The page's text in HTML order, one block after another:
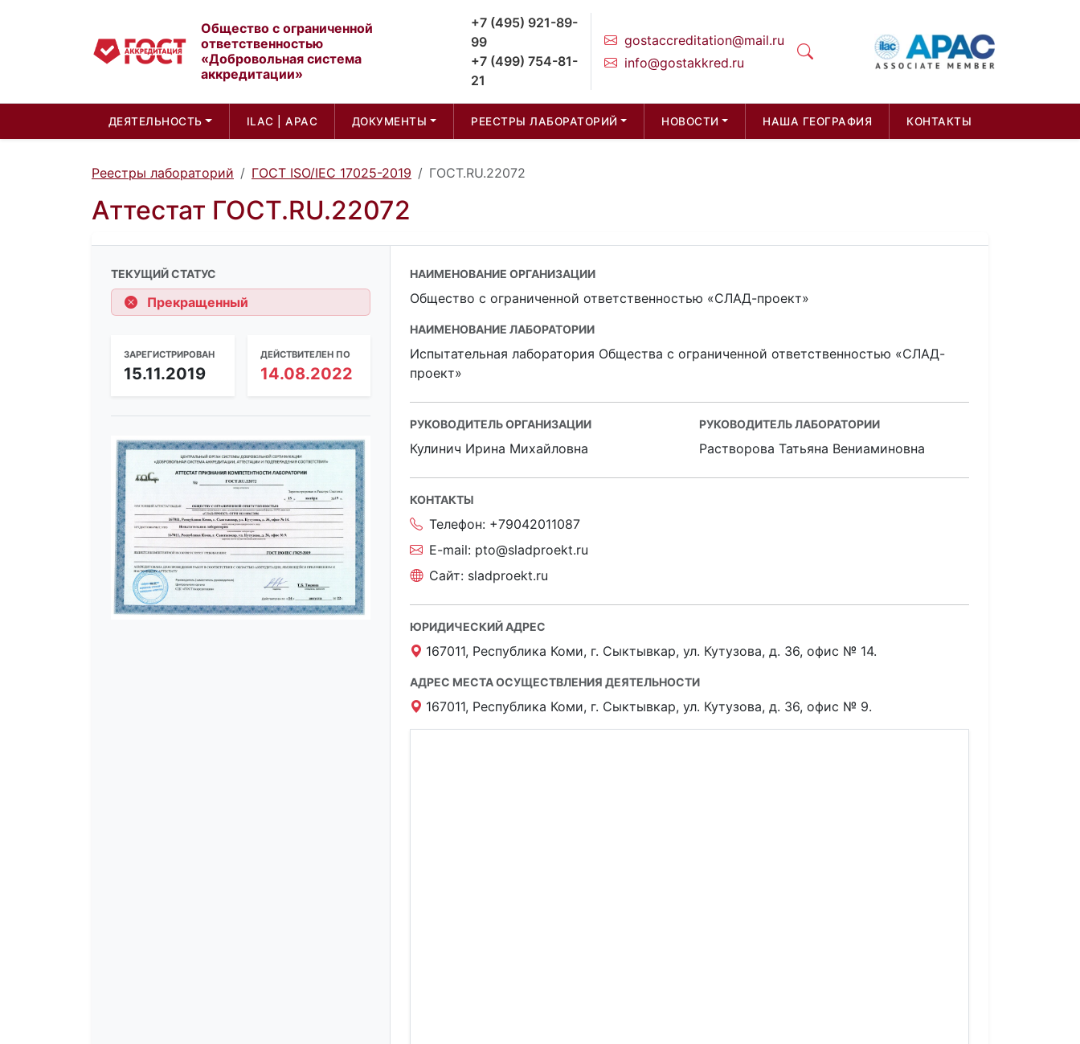
Общество с ограниченной
ответственностью
«Добровольная система
аккредитации»
+7 (495) 921-89-
99
+7 (499) 754-81-
21
gostaccreditation@mail.ru
info@gostakkred.ru
ДЕЯТЕЛЬНОСТЬ ILAC | APAC ДОКУМЕНТЫ РЕЕСТРЫ ЛАБОРАТОРИЙ НОВОСТИ НАША ГЕОГРАФИЯ КОНТАКТЫ
Реестры лабораторий ГОСТ ISO/IEC 17025-2019 ГОСТ.RU.22072
Аттестат ГОСТ.RU.22072
ТЕКУЩИЙ СТАТУС
Прекращенный
ЗАРЕГИСТРИРОВАН
15.11.2019
ДЕЙСТВИТЕЛЕН ПО
14.08.2022
НАИМЕНОВАНИЕ ОРГАНИЗАЦИИ
Общество с ограниченной ответственностью «СЛАД-проект»
НАИМЕНОВАНИЕ ЛАБОРАТОРИИ
Испытательная лаборатория Общества с ограниченной ответственностью «СЛАД-
проект»
РУКОВОДИТЕЛЬ ОРГАНИЗАЦИИ
Кулинич Ирина Михайловна
РУКОВОДИТЕЛЬ ЛАБОРАТОРИИ
Растворова Татьяна Вениаминовна
КОНТАКТЫ
Телефон: +79042011087
E-mail: pto@sladproekt.ru
Сайт: sladproekt.ru
ЮРИДИЧЕСКИЙ АДРЕС
167011, Республика Коми, г. Сыктывкар, ул. Кутузова, д. 36, офис № 14.
АДРЕС МЕСТА ОСУЩЕСТВЛЕНИЯ ДЕЯТЕЛЬНОСТИ
167011, Республика Коми, г. Сыктывкар, ул. Кутузова, д. 36, офис № 9.